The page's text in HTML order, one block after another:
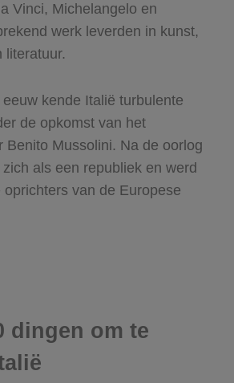
Vinci, Michelangelo en
werk leverden in kunst,
literatuur.
kende Italië turbulente
de opkomst van het
Benito Mussolini. Na de oorlog
als een republiek en werd
oprichters van de Europese
dingen om te